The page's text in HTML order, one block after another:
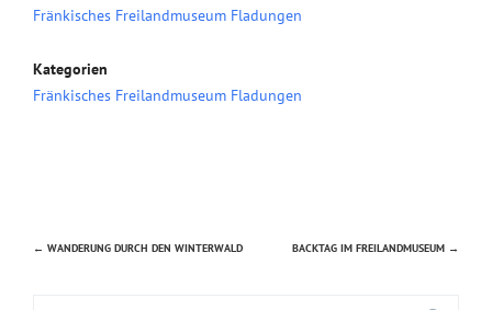
Fränkisches Freilandmuseum Fladungen
Kategorien
Fränkisches Freilandmuseum Fladungen
Beitragsnavigation
← WANDERUNG DURCH DEN WINTERWALD BACKTAG IM FREILANDMUSEUM →